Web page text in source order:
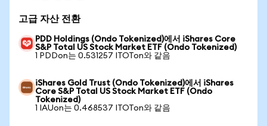
고급 자산 전환
PDD Holdings (Ondo Tokenized)에서 iShares Core
S&P Total US Stock Market ETF (Ondo Tokenized)
1 PDDon는 0.531257 ITOTon와 같음
iShares Gold Trust (Ondo Tokenized)에서 iShares
Core S&P Total US Stock Market ETF (Ondo
Tokenized)
1 IAUon는 0.468537 ITOTon와 같음